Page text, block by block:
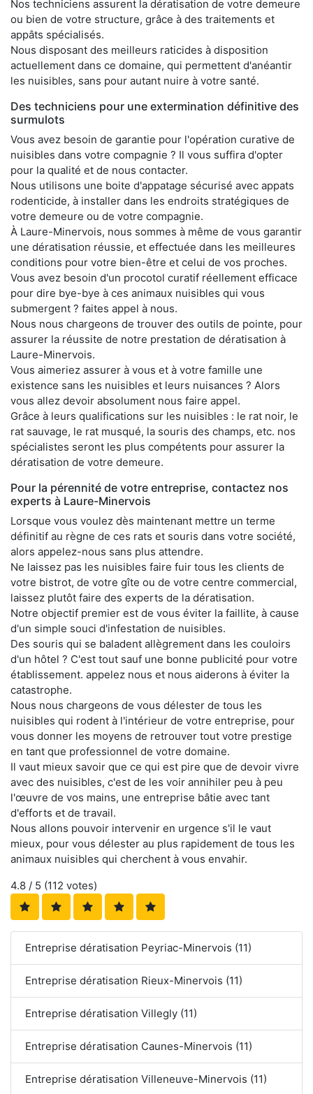
Nos techniciens assurent la dératisation de votre demeure
ou bien de votre structure, grâce à des traitements et
appâts spécialisés.
Nous disposant des meilleurs raticides à disposition
actuellement dans ce domaine, qui permettent d'anéantir
les nuisibles, sans pour autant nuire à votre santé.
Des techniciens pour une extermination définitive des
surmulots
Vous avez besoin de garantie pour l'opération curative de
nuisibles dans votre compagnie ? Il vous suffira d'opter
pour la qualité et de nous contacter.
Nous utilisons une boite d'appatage sécurisé avec appats
rodenticide, à installer dans les endroits stratégiques de
votre demeure ou de votre compagnie.
À Laure-Minervois, nous sommes à même de vous garantir
une dératisation réussie, et effectuée dans les meilleures
conditions pour votre bien-être et celui de vos proches.
Vous avez besoin d'un procotol curatif réellement efficace
pour dire bye-bye à ces animaux nuisibles qui vous
submergent ? faites appel à nous.
Nous nous chargeons de trouver des outils de pointe, pour
assurer la réussite de notre prestation de dératisation à
Laure-Minervois.
Vous aimeriez assurer à vous et à votre famille une
existence sans les nuisibles et leurs nuisances ? Alors
vous allez devoir absolument nous faire appel.
Grâce à leurs qualifications sur les nuisibles : le rat noir, le
rat sauvage, le rat musqué, la souris des champs, etc. nos
spécialistes seront les plus compétents pour assurer la
dératisation de votre demeure.
Pour la pérennité de votre entreprise, contactez nos
experts à Laure-Minervois
Lorsque vous voulez dès maintenant mettre un terme
définitif au règne de ces rats et souris dans votre société,
alors appelez-nous sans plus attendre.
Ne laissez pas les nuisibles faire fuir tous les clients de
votre bistrot, de votre gîte ou de votre centre commercial,
laissez plutôt faire des experts de la dératisation.
Notre objectif premier est de vous éviter la faillite, à cause
d'un simple souci d'infestation de nuisibles.
Des souris qui se baladent allègrement dans les couloirs
d'un hôtel ? C'est tout sauf une bonne publicité pour votre
établissement. appelez nous et nous aiderons à éviter la
catastrophe.
Nous nous chargeons de vous délester de tous les
nuisibles qui rodent à l'intérieur de votre entreprise, pour
vous donner les moyens de retrouver tout votre prestige
en tant que professionnel de votre domaine.
Il vaut mieux savoir que ce qui est pire que de devoir vivre
avec des nuisibles, c'est de les voir annihiler peu à peu
l'œuvre de vos mains, une entreprise bâtie avec tant
d'efforts et de travail.
Nous allons pouvoir intervenir en urgence s'il le vaut
mieux, pour vous délester au plus rapidement de tous les
animaux nuisibles qui cherchent à vous envahir.
4.8 / 5 (112 votes)
Entreprise dératisation Peyriac-Minervois (11)
Entreprise dératisation Rieux-Minervois (11)
Entreprise dératisation Villegly (11)
Entreprise dératisation Caunes-Minervois (11)
Entreprise dératisation Villeneuve-Minervois (11)